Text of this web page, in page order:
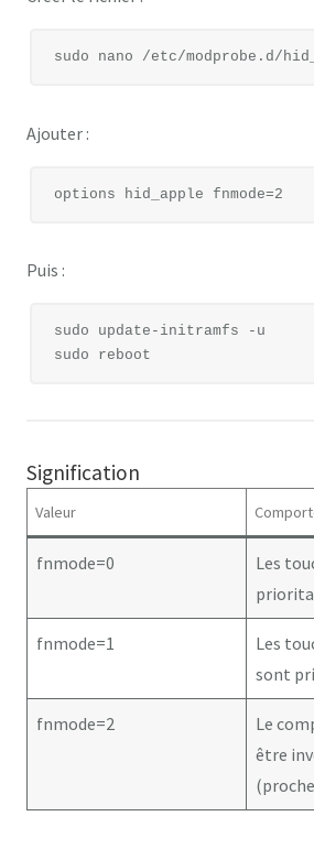
Ajouter :
Puis :
sudo update-initramfs -u
Signification
Valeur
fnmode=0
Les
fnmode=1
Les
sont
fnmode=2
Le
être